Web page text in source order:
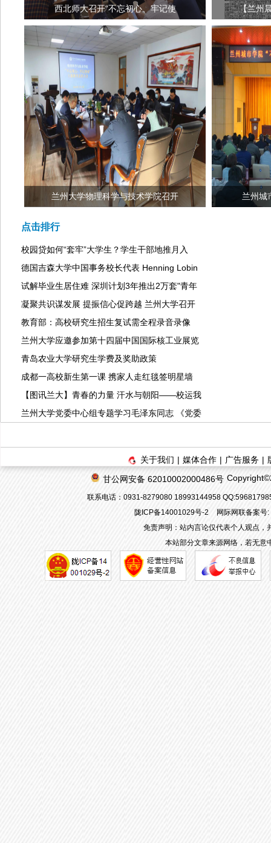
西北师大召开“不忘初心、牢记使 【兰州
兰州大学物理科学与技术学院召开 兰州城
点击排行
校园贷如何“套牢”大学生？学生干部地推月入
德国吉森大学中国事务校长代表 Henning Lobin
试解毕业生居住难 深圳计划3年推出2万套"青年
凝聚共识谋发展 提振信心促跨越 兰州大学召开
教育部：高校研究生招生复试需全程录音录像
兰州大学应邀参加第十四届中国国际核工业展览
青岛农业大学研究生学费及奖助政策
成都一高校新生第一课 携家人走红毯签明星墙
【图讯兰大】青春的力量 汗水与朝阳——校运我
兰州大学党委中心组专题学习毛泽东同志 《党委
关于我们 | 媒体合作 | 广告服务 |
甘公网安备 62010002000486号
联系电话：0931-8279080 18993144958
陇ICP备14001029号-2
网际网联备案
免责声明：站内言论仅代表个人观点，
本站部分文章来源网络，若无意